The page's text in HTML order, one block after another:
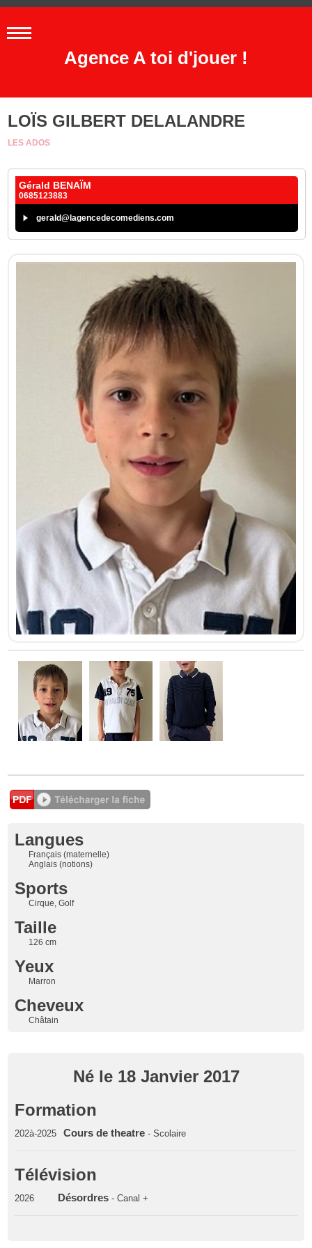
Agence A toi d'jouer !
LOÏS GILBERT DELALANDRE
LES ADOS
Gérald BENAÏM
0685123883
gerald@lagencedecomediens.com
Langues
Français (maternelle)
Anglais (notions)
Sports
Cirque, Golf
Taille
126 cm
Yeux
Marron
Cheveux
Châtain
Né le 18 Janvier 2017
Formation
202à-2025 Cours de theatre - Scolaire
Télévision
2026 Désordres - Canal +